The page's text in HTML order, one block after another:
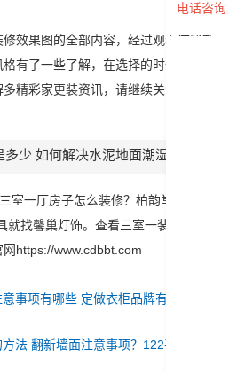
效果图的全部内容，经过观看这些效
有了一些了解，在选择的时候，也知
精彩家更装资讯，请继续关注馨巢灯
少 如何解决水泥地面潮湿问题
室一厅房子怎么装修？柏韵堂家具怎
就找馨巢灯饰。查看三室一装修效果图
https://www.cdbbt.com
事项有哪些 定做衣柜品牌有哪些？
法 翻新墙面注意事项？122平装修
电话咨询